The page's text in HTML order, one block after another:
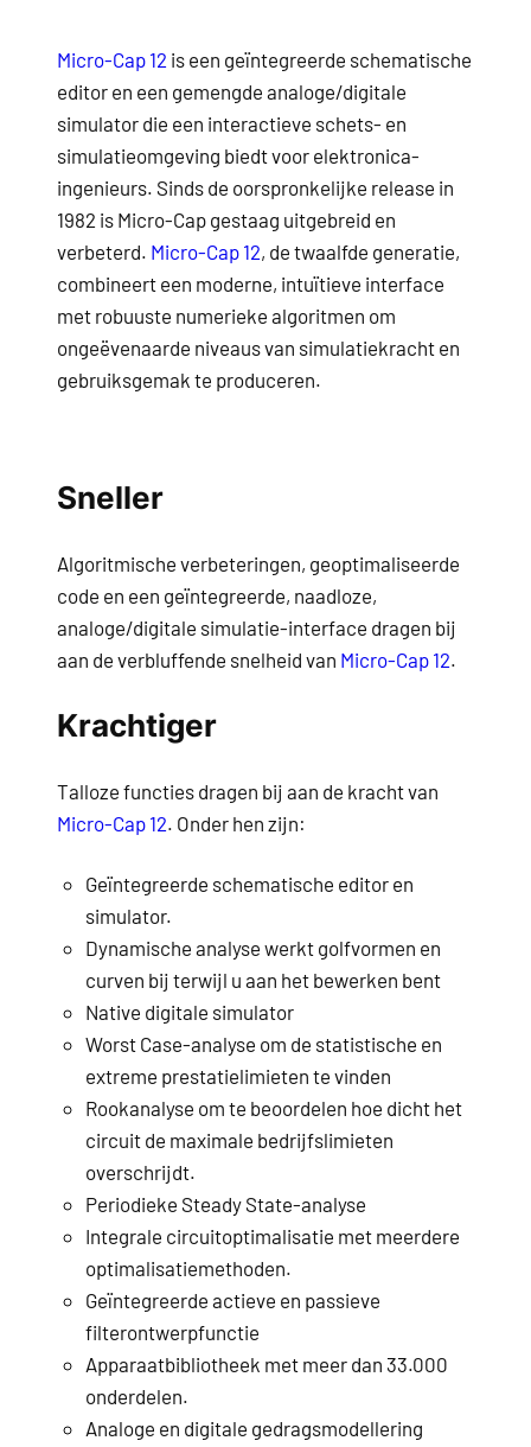
Micro-Cap 12 is een geïntegreerde schematische
editor en een gemengde analoge/digitale
simulator die een interactieve schets- en
simulatieomgeving biedt voor elektronica-
ingenieurs. Sinds de oorspronkelijke release in
1982 is Micro-Cap gestaag uitgebreid en
verbeterd. Micro-Cap 12, de twaalfde generatie,
combineert een moderne, intuïtieve interface
met robuuste numerieke algoritmen om
ongeëvenaarde niveaus van simulatiekracht en
gebruiksgemak te produceren.
Sneller
Algoritmische verbeteringen, geoptimaliseerde
code en een geïntegreerde, naadloze,
analoge/digitale simulatie-interface dragen bij
aan de verbluffende snelheid van Micro-Cap 12.
Krachtiger
Talloze functies dragen bij aan de kracht van
Micro-Cap 12. Onder hen zijn:
Geïntegreerde schematische editor en
simulator.
Dynamische analyse werkt golfvormen en
curven bij terwijl u aan het bewerken bent
Native digitale simulator
Worst Case-analyse om de statistische en
extreme prestatielimieten te vinden
Rookanalyse om te beoordelen hoe dicht het
circuit de maximale bedrijfslimieten
overschrijdt.
Periodieke Steady State-analyse
Integrale circuitoptimalisatie met meerdere
optimalisatiemethoden.
Geïntegreerde actieve en passieve
filterontwerpfunctie
Apparaatbibliotheek met meer dan 33.000
onderdelen.
Analoge en digitale gedragsmodellering